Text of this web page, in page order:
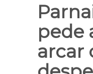
pede
arcar